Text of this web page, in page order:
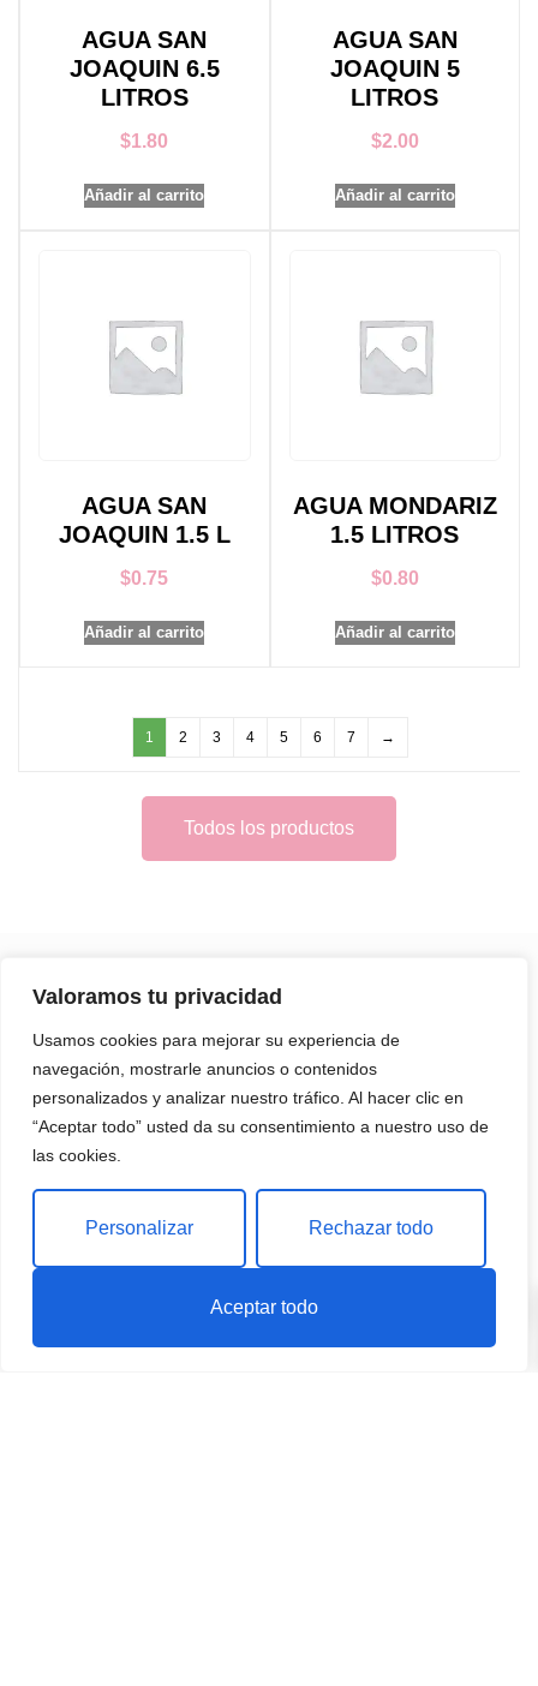
Valoramos tu privacidad
Usamos cookies para mejorar su experiencia de
navegación, mostrarle anuncios o contenidos
personalizados y analizar nuestro tráfico. Al hacer clic en
“Aceptar todo” usted da su consentimiento a nuestro uso de
las cookies.
Personalizar Rechazar todo
Aceptar todo
AGUA SAN
JOAQUIN 6.5
LITROS
$1.80
Añadir al carrito
AGUA SAN
JOAQUIN 5
LITROS
$2.00
Añadir al carrito
AGUA SAN
JOAQUIN 1.5 L
$0.75
Añadir al carrito
AGUA MONDARIZ
1.5 LITROS
$0.80
Añadir al carrito
1 2 3 4 5 6 7 →
Todos los productos
Tu supermercado de confianza en
Zamora